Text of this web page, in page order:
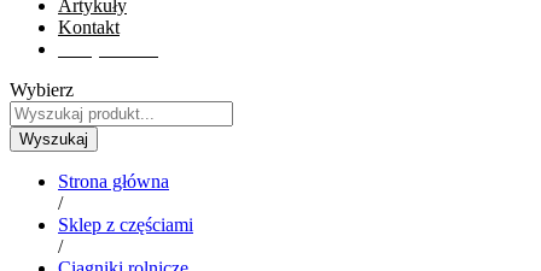
Artykuły
Kontakt
Wybierz
Wyszukaj
Strona główna
/
Sklep z częściami
/